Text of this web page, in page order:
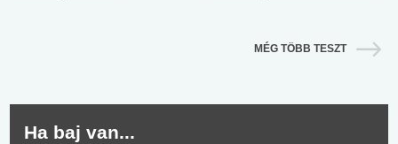
MÉG TÖBB TESZT
Ha baj van...